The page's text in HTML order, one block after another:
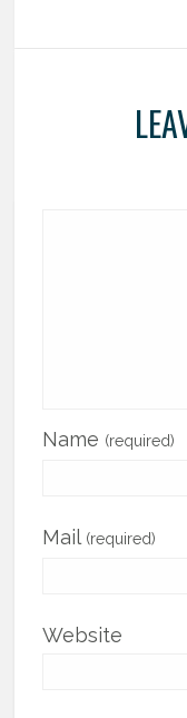
Name (required)
Mail (required)
Website